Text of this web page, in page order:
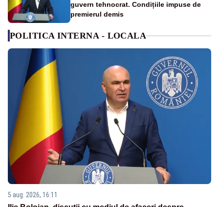
guvern tehnocrat. Condițiile impuse de
premierul demis
POLITICA INTERNA - LOCALA
5 aug. 2026, 16:11